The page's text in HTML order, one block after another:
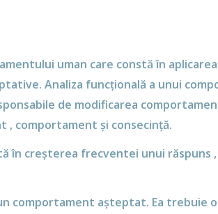
uman care constă în
Analiza funcțională a unui
de modificarea
comportament și consecință.
în creșterea frecventei unui răspuns
comportament așteptat. Ea trebuie